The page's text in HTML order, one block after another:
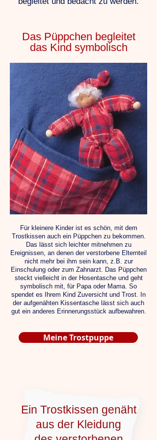
Das Püppchen begleitet
das Kind symbolisch
Für kleinere Kinder ist es schön, mit dem
Trostkissen auch ein Püppchen zu bekommen.
Das lässt sich leichter mitnehmen zu
Ereignissen, an denen der verstorbene Elternteil
nicht mehr bei ihm sein kann, z.B. zur
Einschulung oder zum Zahnarzt. Das Püppchen
steckt vielleicht in der Hosentasche und geht
symbolisch mit, für Papa oder Mama. So
spendet es Ihrem Kind Zuversicht und Trost. In
der aufgenähten Kissentasche lässt sich auch
gut ein anderes Erinnerungsstück aufbewahren.
Meine Trostpuppe
Ein Trostkissen genäht
aus der Kleidung